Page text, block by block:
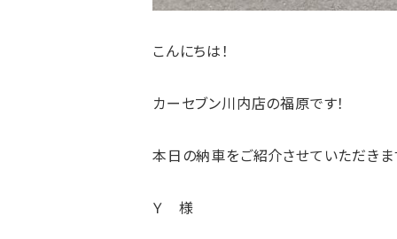
こんにちは！
カーセブン川内店の福原です！
本日の納車をご紹介させていただき
Ｙ 様